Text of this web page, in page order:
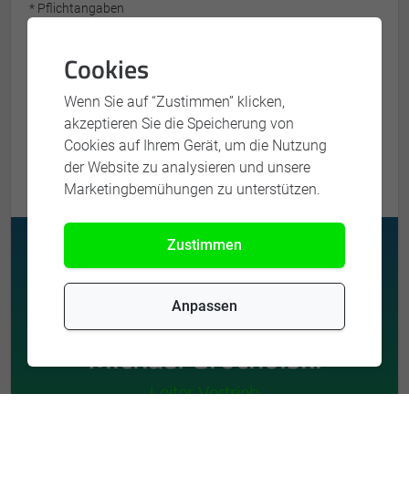
* Pflichtangaben
Michael Grocholski
Leiter Vertrieb
Cookies
Wenn Sie auf “Zustimmen” klicken,
akzeptieren Sie die Speicherung von
Cookies auf Ihrem Gerät, um die Nutzung
der Website zu analysieren und unsere
Marketingbemühungen zu unterstützen.
Zustimmen
Anpassen